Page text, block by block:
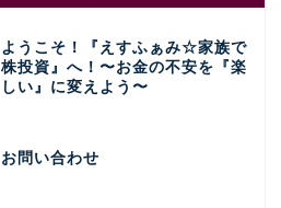
ようこそ！『えすふぁみ☆家族で
株投資』へ！〜お金の不安を『楽
しい』に変えよう〜
お問い合わせ